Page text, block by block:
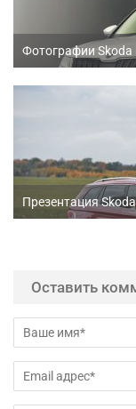
Фотографии Skoda
Презентация
Оставить